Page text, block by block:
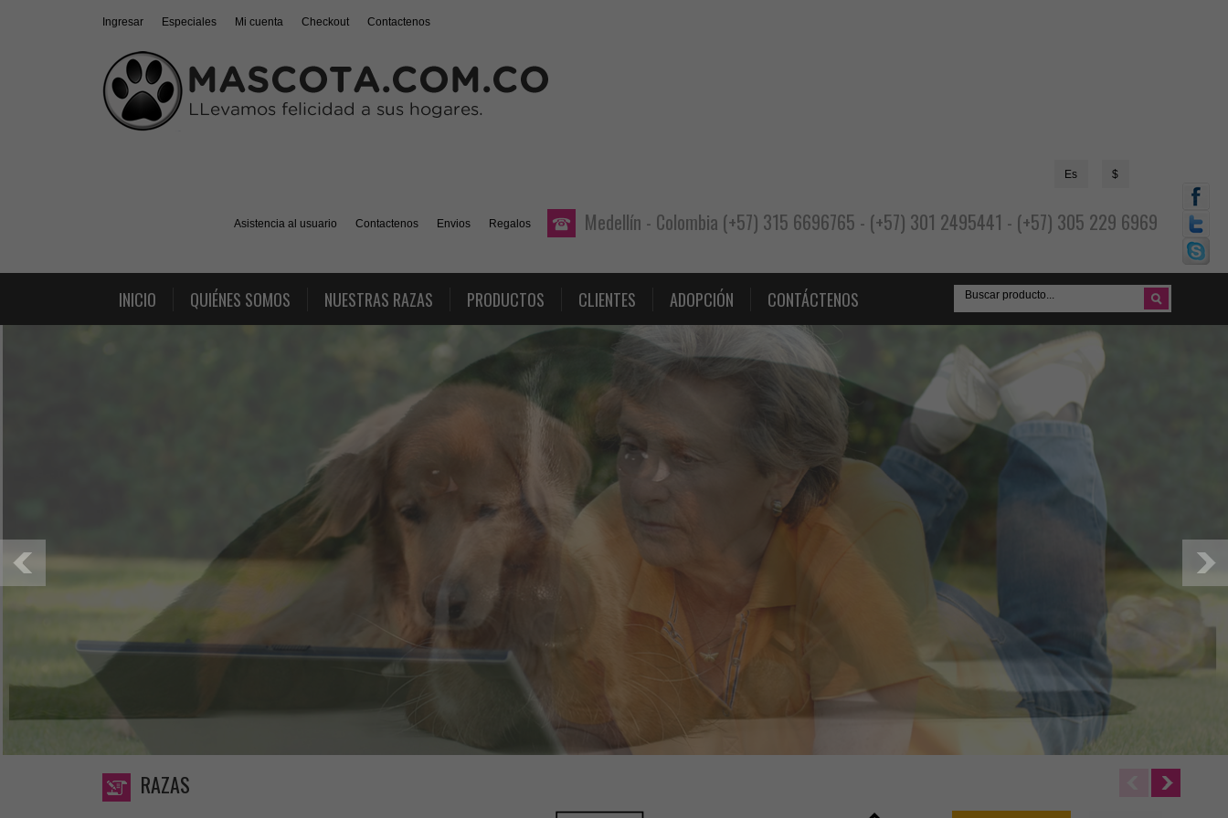
Ingresar Especiales Mi cuenta Checkout Contactenos
$
Es
Medellín - Colombia (+57) 315 6696765 - (+57) 301 2495441 - (+57) 305 229 6969
Asistencia al usuario Contactenos Envios Regalos
INICIO QUIÉNES SOMOS NUESTRAS RAZAS PRODUCTOS CLIENTES ADOPCIÓN CONTÁCTENOS
RAZAS